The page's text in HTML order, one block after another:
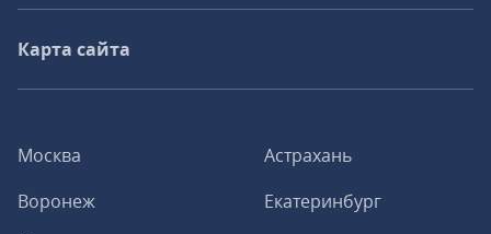
Москва
Астрахань
Воронеж
Екатеринбург
Карта сайта